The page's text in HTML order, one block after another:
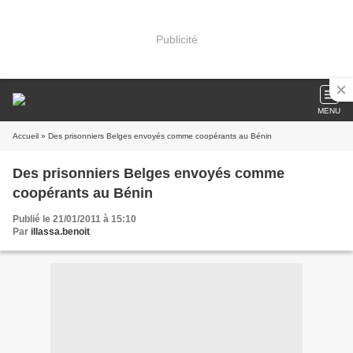
Publicité
MENU
Accueil » Des prisonniers Belges envoyés comme coopérants au Bénin
Des prisonniers Belges envoyés comme
coopérants au Bénin
Publié le 21/01/2011 à 15:10
Par illassa.benoit